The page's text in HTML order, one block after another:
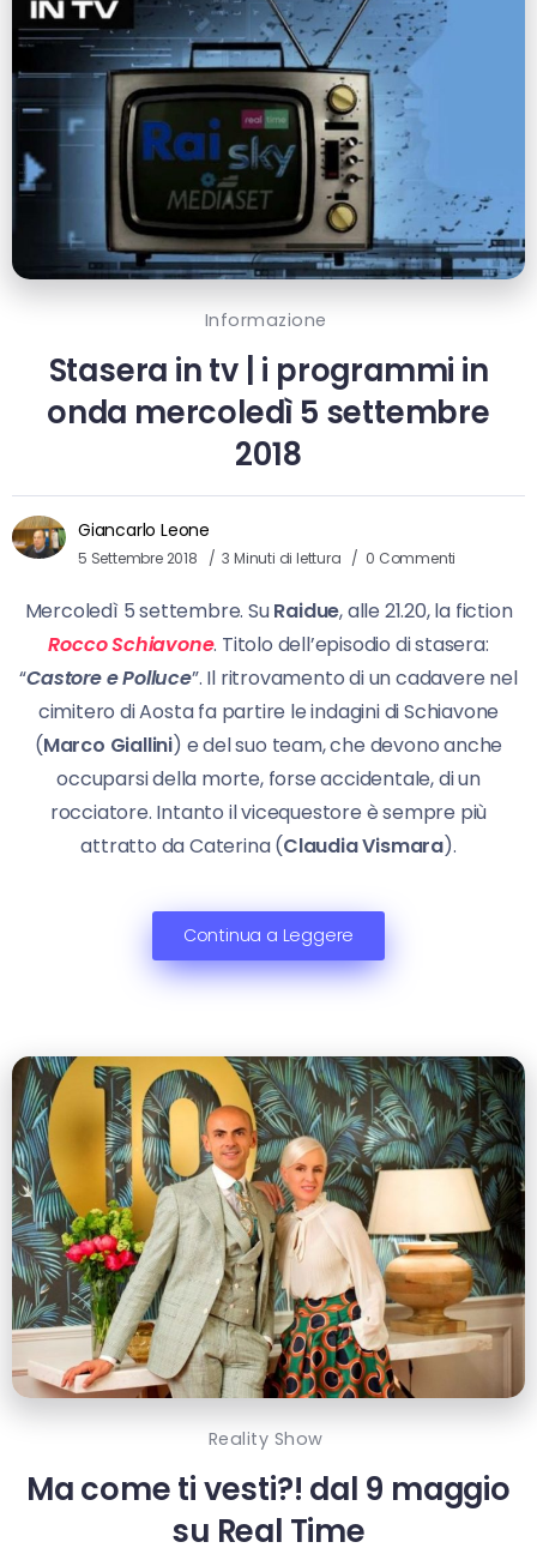
Informazione
Stasera in tv | i programmi in
onda mercoledì 5 settembre
2018
Giancarlo Leone
5 Settembre 2018 3 Minuti di lettura 0 Commenti
Mercoledì 5 settembre. SuRaidue, alle 21.20, la fiction
Rocco Schiavone. Titolo dell’episodio di stasera:
“Castore ePolluce”. Il ritrovamento di un cadavere nel
cimitero di Aosta fa partire le indagini di Schiavone
(Marco Giallini) e del suo team, che devono anche
occuparsi della morte, forse accidentale, di un
rocciatore. Intanto il vicequestore è sempre più
attratto da Caterina (Claudia Vismara).
Continua a Leggere
Reality Show
Ma come ti vesti?! dal 9 maggio
su Real Time